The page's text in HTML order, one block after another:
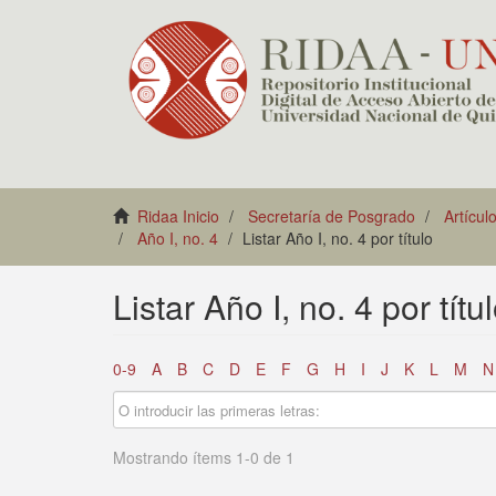
Ridaa Inicio Secretaría de Posgrado
Año I, no. 4
Listar Año I, no. 4 por título
Listar Año I, no. 4 por
0-9 A B C D E F G H I J K L M N
Mostrando ítems 1-0 de 1